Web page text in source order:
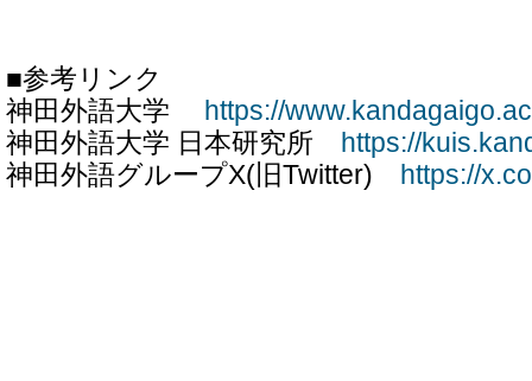
■参考リンク
神田外語大学
https://
神田外語大学 日本研究所
https://
神田外語グループX(旧Twitter)
https://